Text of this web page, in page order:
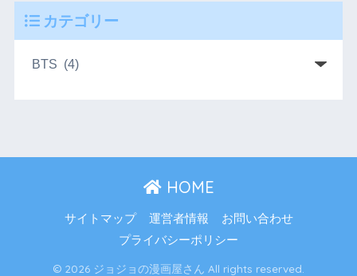
カテゴリー
HOME
サイトマップ 運営者情報
お問い合わせ
プライバシーポリシー
© 2026 ジョジョの漫画屋さん All rights reserved.